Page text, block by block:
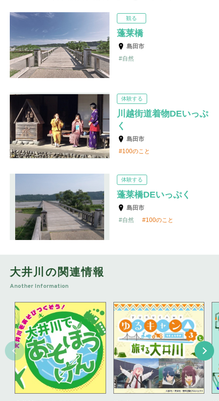
蓬莱橋
島田市
自然
観る
川越街道着物DEいっぷ
く
島田市
100のこと
体験する
蓬莱橋DEいっぷく
島田市
自然
100のこと
体験する
大井川の関連情報
Another Information